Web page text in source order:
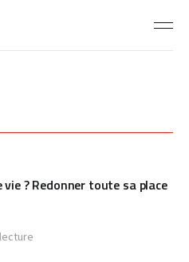
? Redonner toute sa place